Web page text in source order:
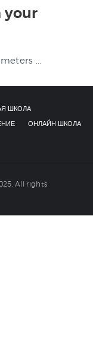
your
...
ШКОЛА
ОНЛАЙН ШКОЛА
All rights